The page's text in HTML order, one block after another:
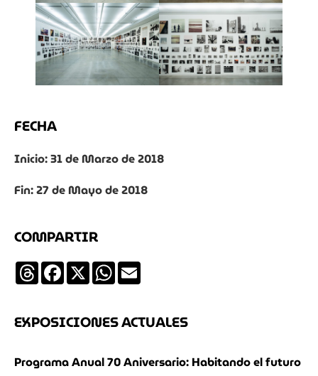
FECHA
Inicio: 31 de Marzo de 2018
Fin: 27 de Mayo de 2018
COMPARTIR
ThreadsFacebook
X WhatsApp
EXPOSICIONES ACTUALES
Programa Anual 70 Aniversario: Habitando el futuro